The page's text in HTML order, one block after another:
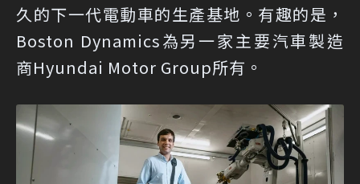
久的下一代電動車的生產基地。有趣的是，
Boston Dynamics為另一家主要汽車製造
商Hyundai Motor Group所有。